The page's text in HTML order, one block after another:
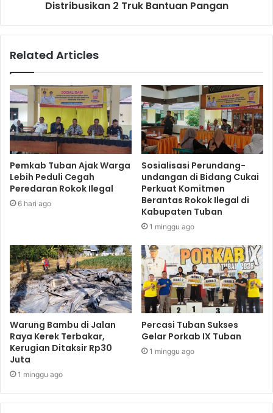
Distribusikan 2 Truk Bantuan Pangan
Related Articles
Pemkab Tuban Ajak Warga
Lebih Peduli Cegah
Peredaran Rokok Ilegal
6 hari ago
Sosialisasi Perundang-
undangan di Bidang Cukai
Perkuat Komitmen
Berantas Rokok Ilegal di
Kabupaten Tuban
1 minggu ago
Warung Bambu di Jalan
Raya Kerek Terbakar,
Kerugian Ditaksir Rp30
Juta
1 minggu ago
Percasi Tuban Sukses
Gelar Porkab IX Tuban
1 minggu ago